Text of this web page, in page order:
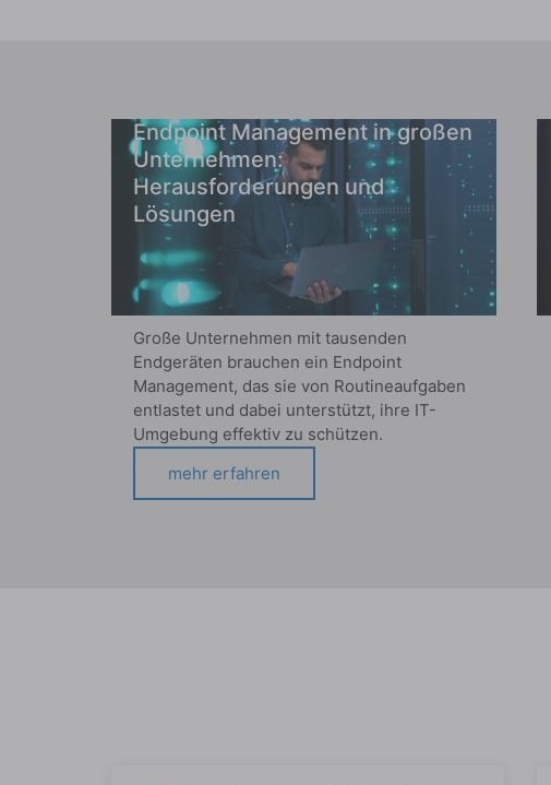
Endpoint Management in großen
Unternehmen:
Herausforderungen und
Lösungen
Große Unternehmen mit tausenden
Endgeräten brauchen ein Endpoint
Management, das sie von Routineaufgaben
entlastet und dabei unterstützt, ihre IT-
Umgebung effektiv zu schützen.
mehr erfahren